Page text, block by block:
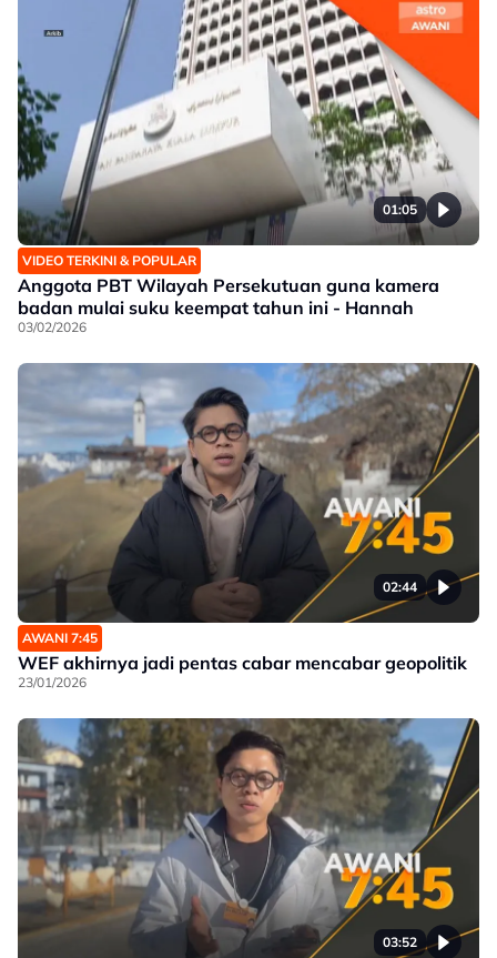
01:05
VIDEO TERKINI & POPULAR
Anggota PBT Wilayah Persekutuan guna kamera
badan mulai suku keempat tahun ini - Hannah
03/02/2026
02:44
AWANI 7:45
WEF akhirnya jadi pentas cabar mencabar geopolitik
23/01/2026
03:52